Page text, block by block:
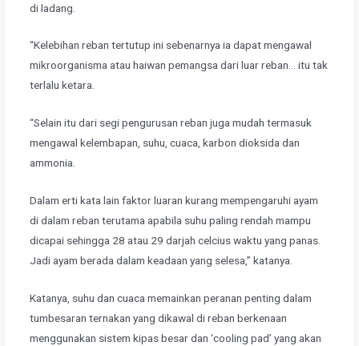
di ladang.
“Kelebihan reban tertutup ini sebenarnya ia dapat mengawal
mikroorganisma atau haiwan pemangsa dari luar reban… itu tak
terlalu ketara.
“Selain itu dari segi pengurusan reban juga mudah termasuk
mengawal kelembapan, suhu, cuaca, karbon dioksida dan
ammonia.
Dalam erti kata lain faktor luaran kurang mempengaruhi ayam
di dalam reban terutama apabila suhu paling rendah mampu
dicapai sehingga 28 atau 29 darjah celcius waktu yang panas.
Jadi ayam berada dalam keadaan yang selesa,” katanya.
Katanya, suhu dan cuaca memainkan peranan penting dalam
tumbesaran ternakan yang dikawal di reban berkenaan
menggunakan sistem kipas besar dan ‘cooling pad’ yang akan